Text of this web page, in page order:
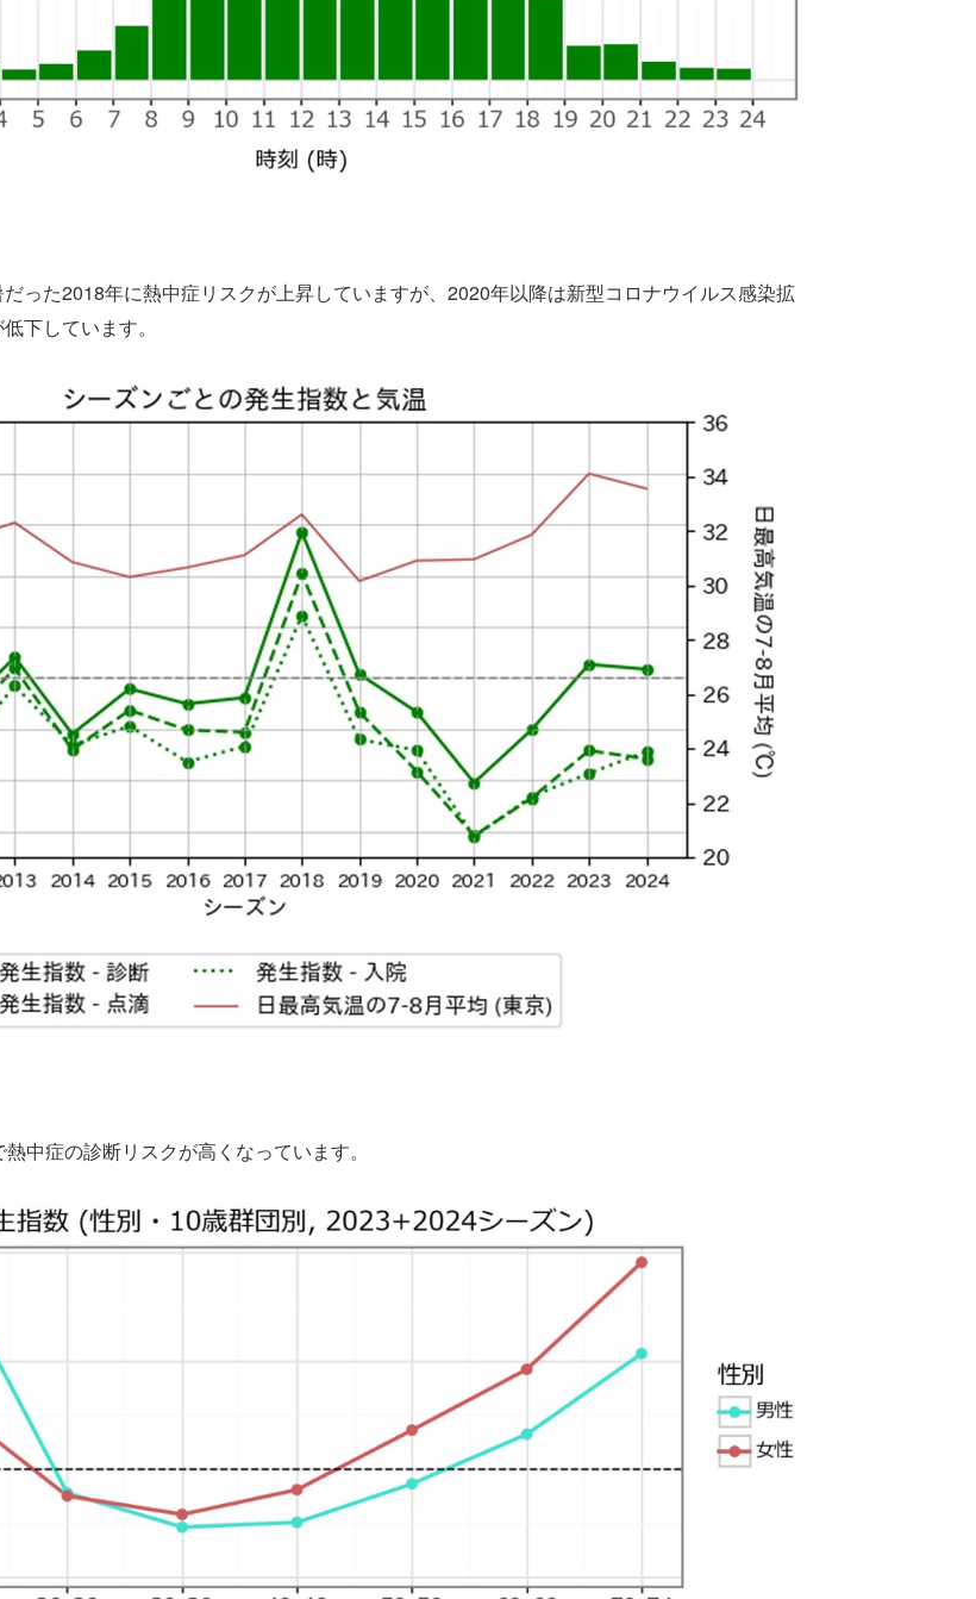
った2018年に熱中症リスクが上昇していますが、2020年以降は新型コロナウイルス感染拡
下しています。
中症の診断リスクが高くなっています。